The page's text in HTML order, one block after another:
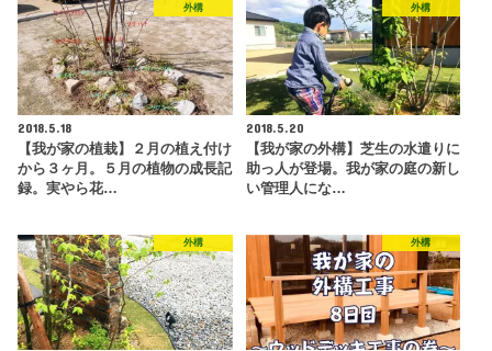
外構
2018.5.18
【我が家の植栽】２月の植え付け
から３ヶ月。５月の植物の成長記
録。実やら花…
外構
2018.5.20
【我が家の外構】芝生の水遣りに
助っ人が登場。我が家の庭の新し
い管理人にな…
外構 外構